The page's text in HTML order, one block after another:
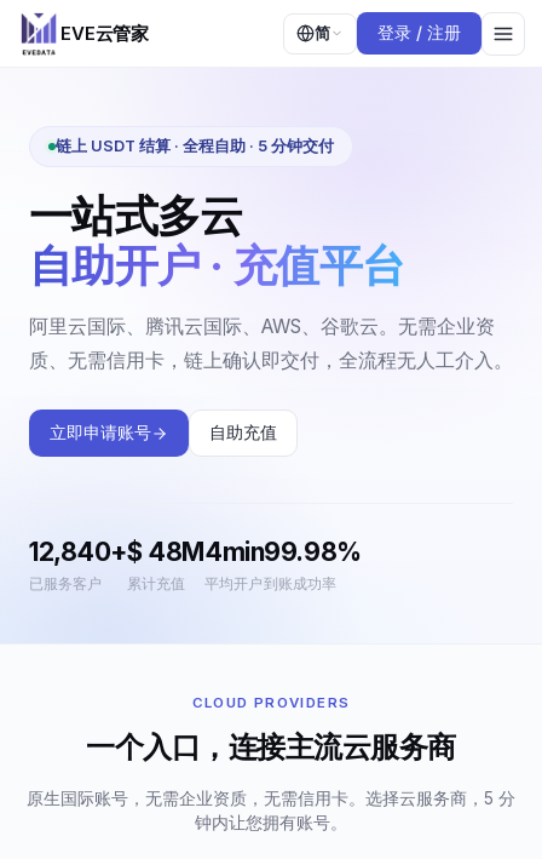
EVE云管家 简 登录 / 注册
链上 USDT 结算 · 全程自助 · 5 分钟交付
一站式多云
自助开户 · 充值平台
阿里云国际、腾讯云国际、AWS、谷歌云。无需企业资
质、无需信用卡，链上确认即交付，全流程无人工介入。
立即申请账号 自助充值
12,840+
已服务客户
$ 48M
累计充值
4min
平均开户
99.98%
到账成功率
CLOUD PROVIDERS
一个入口，连接主流云服务商
原生国际账号，无需企业资质，无需信用卡。选择云服务商，5 分
钟内让您拥有账号。